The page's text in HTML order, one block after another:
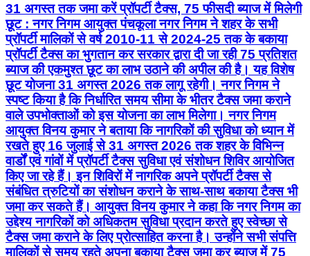
31 अगस्त तक जमा करें प्रॉपर्टी टैक्स, 75 फीसदी ब्याज में मिलेगी
छूट : नगर निगम आयुक्त पंचकूला नगर निगम ने शहर के सभी
प्रॉपर्टी मालिकों से वर्ष 2010-11 से 2024-25 तक के बकाया
प्रॉपर्टी टैक्स का भुगतान कर सरकार द्वारा दी जा रही 75 प्रतिशत
ब्याज की एकमुश्त छूट का लाभ उठाने की अपील की है। यह विशेष
छूट योजना 31 अगस्त 2026 तक लागू रहेगी। नगर निगम ने
स्पष्ट किया है कि निर्धारित समय सीमा के भीतर टैक्स जमा कराने
वाले उपभोक्ताओं को इस योजना का लाभ मिलेगा। नगर निगम
आयुक्त विनय कुमार ने बताया कि नागरिकों की सुविधा को ध्यान में
रखते हुए 16 जुलाई से 31 अगस्त 2026 तक शहर के विभिन्न
वार्डों एवं गांवों में प्रॉपर्टी टैक्स सुविधा एवं संशोधन शिविर आयोजित
किए जा रहे हैं। इन शिविरों में नागरिक अपने प्रॉपर्टी टैक्स से
संबंधित त्रुटियों का संशोधन कराने के साथ-साथ बकाया टैक्स भी
जमा कर सकते हैं। आयुक्त विनय कुमार ने कहा कि नगर निगम का
उद्देश्य नागरिकों को अधिकतम सुविधा प्रदान करते हुए स्वेच्छा से
टैक्स जमा कराने के लिए प्रोत्साहित करना है। उन्होंने सभी संपत्ति
मालिकों से समय रहते अपना बकाया टैक्स जमा कर ब्याज में 75